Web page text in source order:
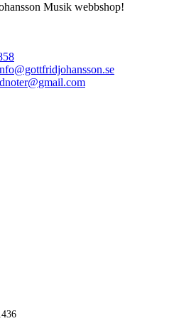
Musik webbshop!